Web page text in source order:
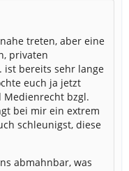
treten, aber eine
privaten
ist bereits sehr lange
euch ja jetzt
Medienrecht bzgl.
bei mir ein extrem
schleunigst, diese
abmahnbar, was